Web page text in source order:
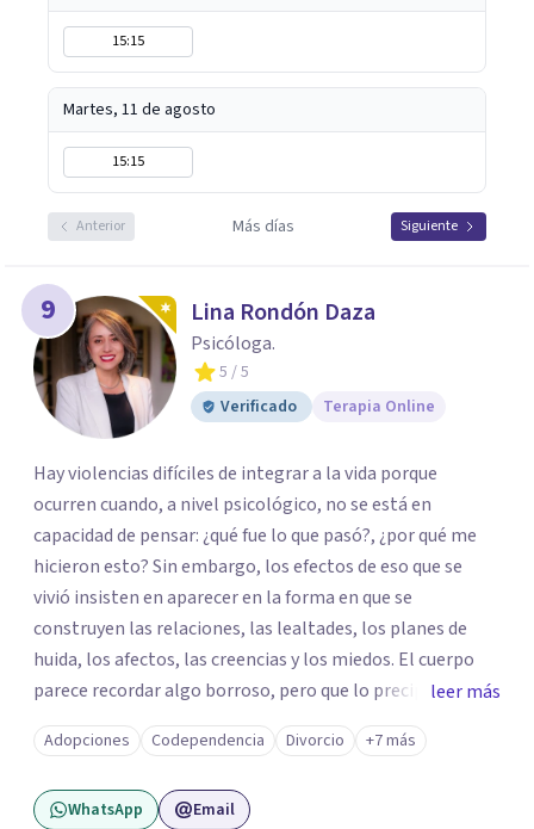
15:15
Martes, 11 de agosto
15:15
Anterior Más días Siguiente
9 Lina Rondón Daza
Psicóloga.
5 / 5
Verificado
Terapia Online
Hay violencias difíciles de integrar a la vida porque
ocurren cuando, a nivel psicológico, no se está en
capacidad de pensar: ¿qué fue lo que pasó?, ¿por qué me
hicieron esto? Sin embargo, los efectos de eso que se
vivió insisten en aparecer en la forma en que se
construyen las relaciones, las lealtades, los planes de
huida, los afectos, las creencias y los miedos. El cuerpo
parece recordar algo borroso, pero que lo precipita a
reaccionar cuando siente una amenaza. Algunas personas
parecen notar que algo pasa y, de vez en cuando, en la
propia persona aparece la pregunta: ¿tendrá que ver esto
con lo que me pasó? De las violencias es difícil hablar con
leer más
Adopciones Codependencia Divorcio +7 más
WhatsApp Email